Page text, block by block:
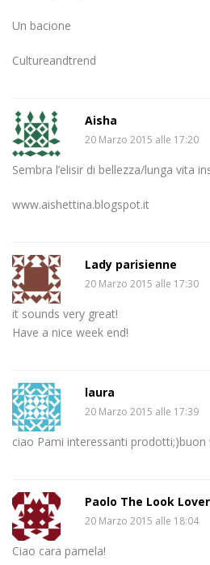
Un bacione
Cultureandtrend
Aisha
20 Marzo 2015 alle 17:20
Sembra l’elisir di bellezza/lunga vita
www.aishettina.blogspot.it
Lady parisienne
20 Marzo 2015 alle 17:30
it sounds very great!
Have a nice week end!
laura
20 Marzo 2015 alle 17:39
ciao Pami interessanti prodotti;)buon
Paolo The Look Lover
20 Marzo 2015 alle 18:04
Ciao cara pamela!